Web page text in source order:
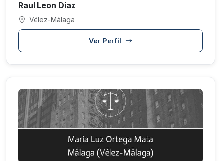
Raul Leon Diaz
Vélez-Málaga
Ver Perfil